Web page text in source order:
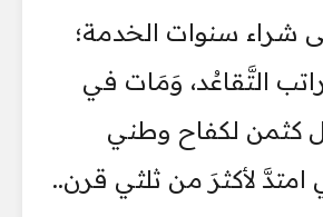
شراء سنوات الخدمة؛
التَّقاعُد، وَمَات في
كثمن لكفاح وطني
لأكثرَ من ثلثي قرن..